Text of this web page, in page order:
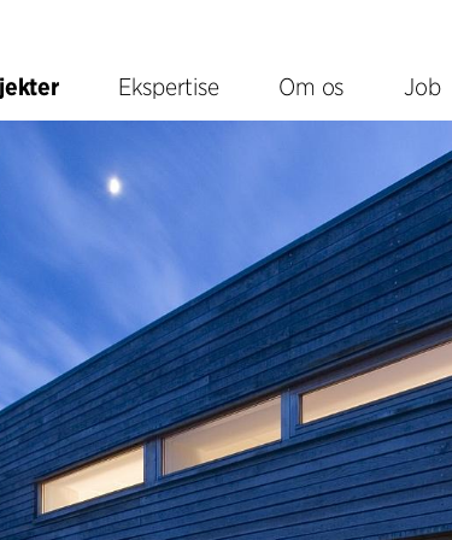
Ekspertise Om os Job